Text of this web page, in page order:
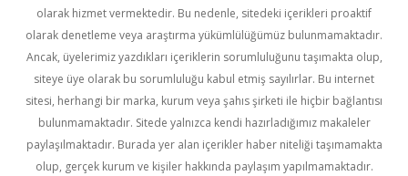
olarak hizmet vermektedir. Bu nedenle, sitedeki içerikleri proaktif
olarak denetleme veya araştırma yükümlülüğümüz bulunmamaktadır.
Ancak, üyelerimiz yazdıkları içeriklerin sorumluluğunu taşımakta olup,
siteye üye olarak bu sorumluluğu kabul etmiş sayılırlar. Bu internet
sitesi, herhangi bir marka, kurum veya şahıs şirketi ile hiçbir bağlantısı
bulunmamaktadır. Sitede yalnızca kendi hazırladığımız makaleler
paylaşılmaktadır. Burada yer alan içerikler haber niteliği taşımamakta
olup, gerçek kurum ve kişiler hakkında paylaşım yapılmamaktadır.